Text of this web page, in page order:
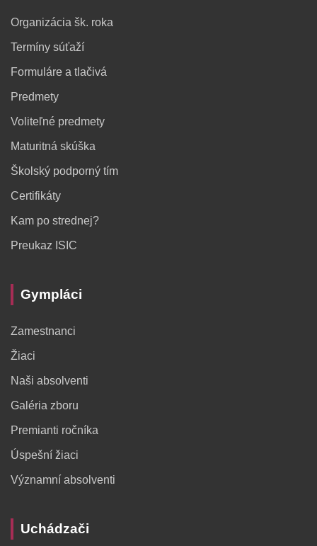
Organizácia šk. roka
Termíny súťaží
Formuláre a tlačivá
Predmety
Voliteľné predmety
Maturitná skúška
Školský podporný tím
Certifikáty
Kam po strednej?
Preukaz ISIC
Gympláci
Zamestnanci
Žiaci
Naši absolventi
Galéria zboru
Premianti ročníka
Úspešní žiaci
Významní absolventi
Uchádzači